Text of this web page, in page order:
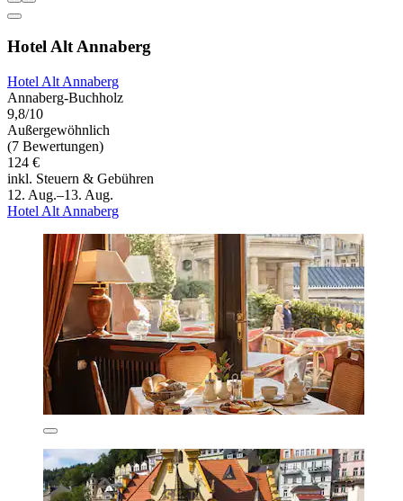
Hotel Alt Annaberg
Hotel Alt Annaberg
Annaberg-Buchholz
9,8/10
Außergewöhnlich
(7 Bewertungen)
124 €
inkl. Steuern & Gebühren
12. Aug.–13. Aug.
Hotel Alt Annaberg